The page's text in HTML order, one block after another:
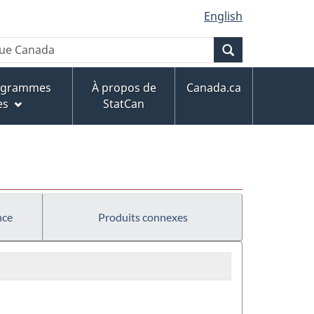
English
À propos de
StatCan
Canada.ca
Produits connexes